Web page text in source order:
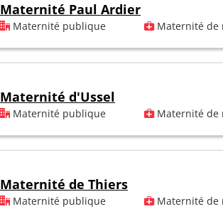
Maternité Paul Ardier
Maternité publique Maternité de
Maternité d'Ussel
Maternité publique Maternité de
Maternité de Thiers
Maternité publique Maternité de